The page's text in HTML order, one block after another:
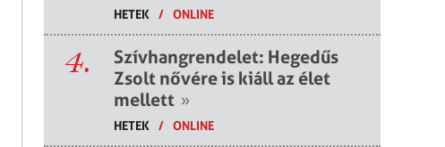
HETEK / ONLINE
4.
Szívhangrendelet: Hegedűs
Zsolt nővére is kiáll az élet
mellett »
HETEK / ONLINE